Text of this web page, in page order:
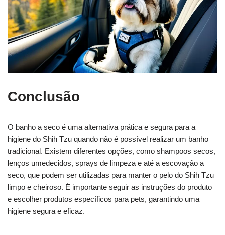
Conclusão
O banho a seco é uma alternativa prática e segura para a
higiene do Shih Tzu quando não é possível realizar um banho
tradicional. Existem diferentes opções, como shampoos secos,
lenços umedecidos, sprays de limpeza e até a escovação a
seco, que podem ser utilizadas para manter o pelo do Shih Tzu
limpo e cheiroso. É importante seguir as instruções do produto
e escolher produtos específicos para pets, garantindo uma
higiene segura e eficaz.